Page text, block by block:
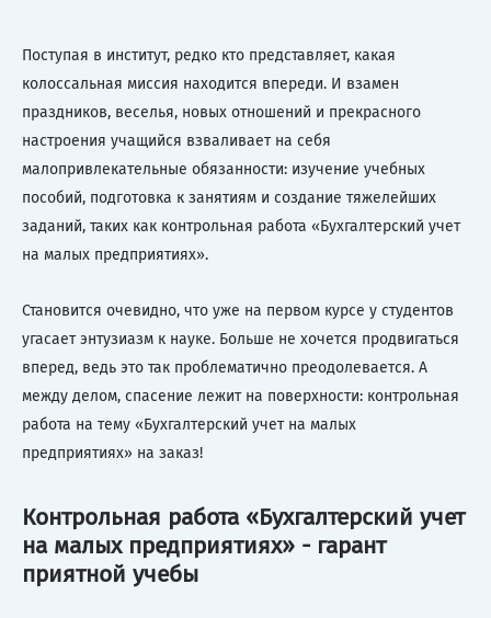
Поступая в институт, редко кто представляет, какая
колоссальная миссия находится впереди. И взамен
праздников, веселья, новых отношений и прекрасного
настроения учащийся взваливает на себя
малопривлекательные обязанности: изучение учебных
пособий, подготовка к занятиям и создание тяжелейших
заданий, таких как контрольная работа «Бухгалтерский учет
на малых предприятиях».
Становится очевидно, что уже на первом курсе у студентов
угасает энтузиазм к науке. Больше не хочется продвигаться
вперед, ведь это так проблематично преодолевается. А
между делом, спасение лежит на поверхности: контрольная
работа на тему «Бухгалтерский учет на малых
предприятиях» на заказ!
Контрольная работа «Бухгалтерский учет
на малых предприятиях» - гарант
приятной учебы